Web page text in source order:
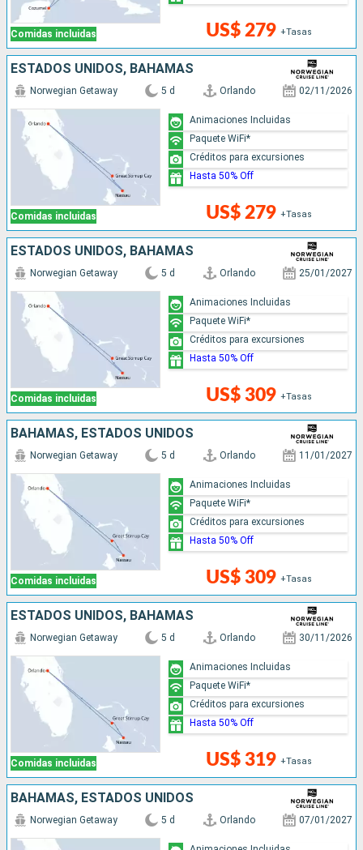
Comidas incluidas US$ 279 +Tasas
ESTADOS UNIDOS, BAHAMAS
Comidas incluidas
Norwegian Getaway 5 d Orlando 02/11/2026
US$ 279 +Tasas
Animaciones Incluidas
Paquete WiFi*
Créditos para excursiones
Hasta 50% Off
ESTADOS UNIDOS, BAHAMAS
Comidas incluidas
Norwegian Getaway 5 d Orlando 25/01/2027
US$ 309 +Tasas
Animaciones Incluidas
Paquete WiFi*
Créditos para excursiones
Hasta 50% Off
BAHAMAS, ESTADOS UNIDOS
Comidas incluidas
Norwegian Getaway 5 d Orlando 11/01/2027
US$ 309 +Tasas
Animaciones Incluidas
Paquete WiFi*
Créditos para excursiones
Hasta 50% Off
ESTADOS UNIDOS, BAHAMAS
Comidas incluidas
Norwegian Getaway 5 d Orlando 30/11/2026
US$ 319 +Tasas
Animaciones Incluidas
Paquete WiFi*
Créditos para excursiones
Hasta 50% Off
BAHAMAS, ESTADOS UNIDOS
Norwegian Getaway 5 d Orlando 07/01/2027